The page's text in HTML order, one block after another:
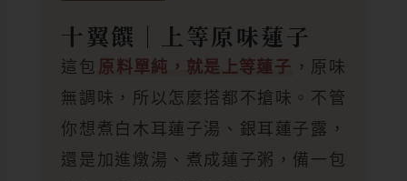
十翼饌｜上等原味蓮子
這包 原料單純，就是上等蓮子 ，原味
無調味，所以怎麼搭都不搶味。不管
你想煮白木耳蓮子湯、銀耳蓮子露，
還是加進燉湯、煮成蓮子粥，備一包